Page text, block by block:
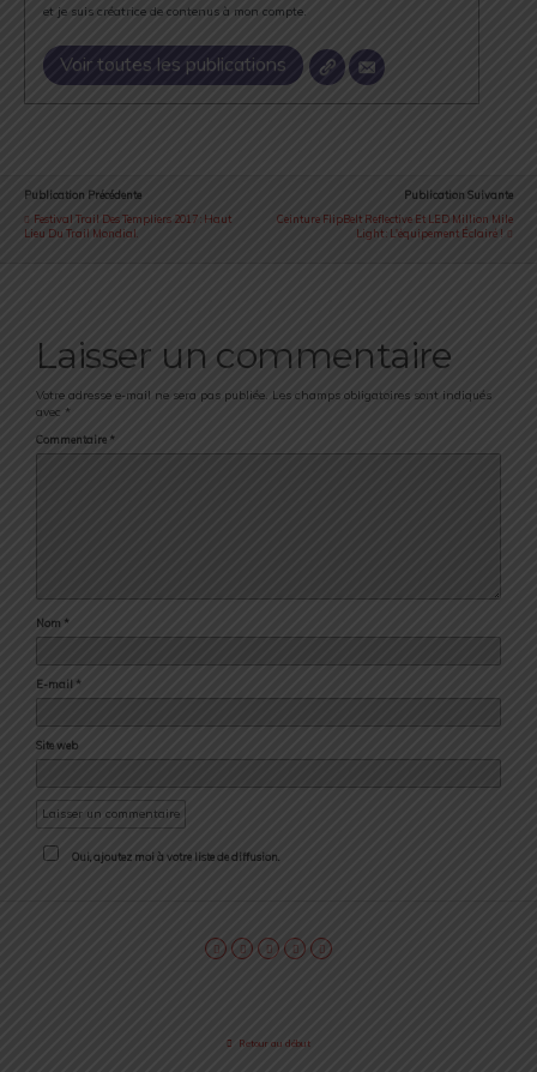
et je suis créatrice de contenus à mon compte.
Voir toutes les publications
Publication Précédente
Festival Trail Des Templiers 2017 : Haut
Lieu Du Trail Mondial.
Publication Suivante
Ceinture FlipBelt Reflective Et LED Million Mile
Light : L'équipement Éclairé !
Laisser un commentaire
Votre adresse e-mail ne sera pas publiée. Les champs obligatoires sont indiqués
avec *
Commentaire *
Nom *
E-mail *
Site web
Oui, ajoutez moi à votre liste de diffusion.
Retour au début